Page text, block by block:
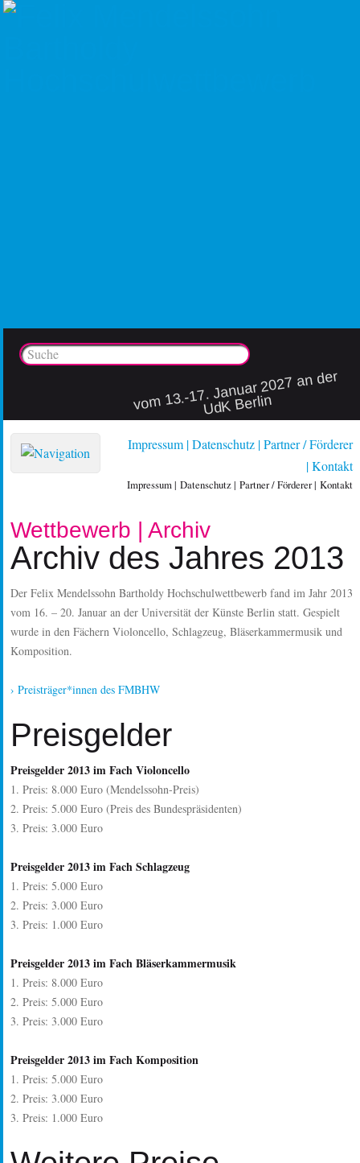
vo
m 13.-17. Januar 2027 an der
UdK Berlin
Impressum Datenschutz Partner / Förderer
Kontakt
Impressum Datenschutz Partner / Förderer Kontakt
Wettbewerb | Archiv
Archiv des Jahres 2013
Der Felix Mendelssohn Bartholdy Hochschulwettbewerb fand im Jahr 2013
vom 16. – 20. Januar an der Universität der Künste Berlin statt. Gespielt
wurde in den Fächern Violoncello, Schlagzeug, Bläserkammermusik und
Komposition.
› Preisträger*innen des FMBHW
Preisgelder
Preisgelder 2013 im Fach Violoncello
1. Preis: 8.000 Euro (Mendelssohn-Preis)
2. Preis: 5.000 Euro (Preis des Bundespräsidenten)
3. Preis: 3.000 Euro
Preisgelder 2013 im Fach Schlagzeug
1. Preis: 5.000 Euro
2. Preis: 3.000 Euro
3. Preis: 1.000 Euro
Preisgelder 2013 im Fach Bläserkammermusik
1. Preis: 8.000 Euro
2. Preis: 5.000 Euro
3. Preis: 3.000 Euro
Preisgelder 2013 im Fach Komposition
1. Preis: 5.000 Euro
2. Preis: 3.000 Euro
3. Preis: 1.000 Euro